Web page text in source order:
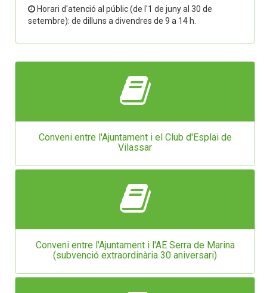
Horari d'atenció al públic (de l'1 de juny al 30 de
setembre): de dilluns a divendres de 9 a 14 h.
Conveni entre l'Ajuntament i el Club d'Esplai de
Vilassar
Conveni entre l'Ajuntament i l'AE Serra de Marina
(subvenció extraordinària 30 aniversari)